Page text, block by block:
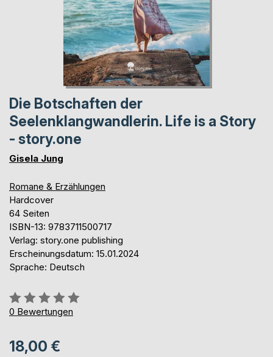
Die Botschaften der
Seelenklangwandlerin. Life is a Story
- story.one
Gisela Jung
Romane & Erzählungen
Hardcover
64 Seiten
ISBN-13: 9783711500717
Verlag: story.one publishing
Erscheinungsdatum: 15.01.2024
Sprache: Deutsch
Bewertung::
0%
0 Bewertungen
18,00 €